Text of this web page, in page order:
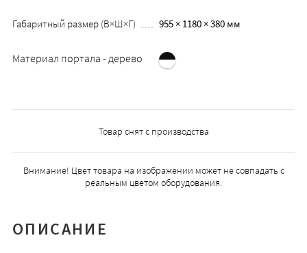
Габаритный размер (В×Ш×Г) 955 × 1180 × 380 мм
Материал портала - дерево
Товар снят с производства
Внимание! Цвет товара на изображении может не совпадать с
реальным цветом оборудования.
ОПИСАНИЕ